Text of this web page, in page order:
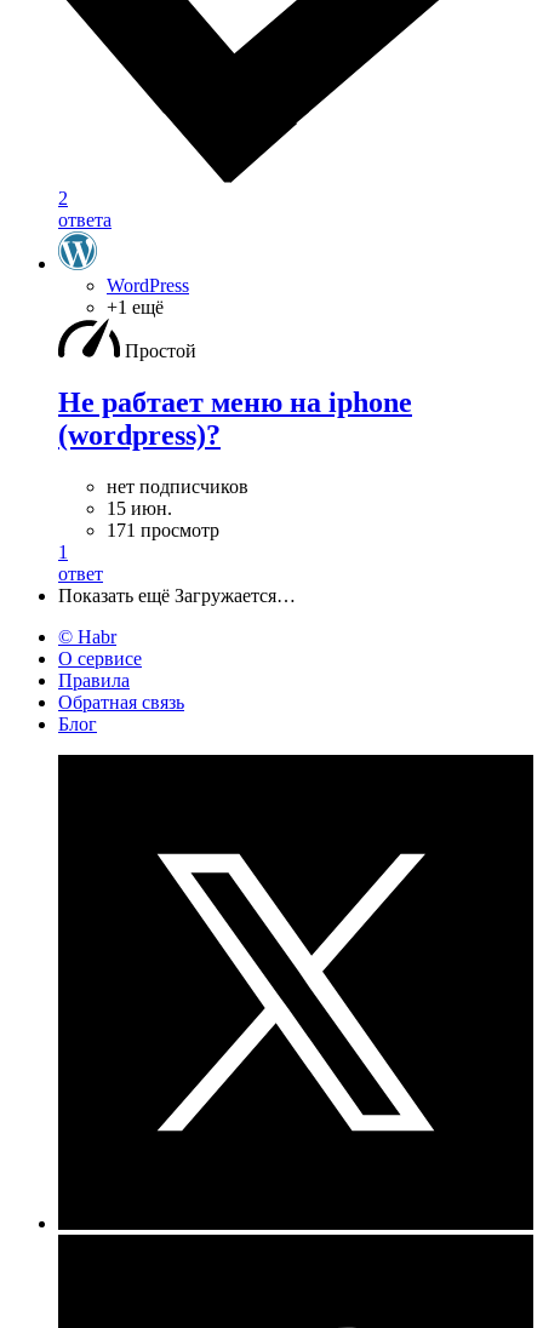
2
ответа
WordPress
+1 ещё
Простой
Не рабтает меню на iphone
(wordpress)?
нет подписчиков
15 июн.
171 просмотр
1
ответ
Показать ещё Загружается…
© Habr
О сервисе
Правила
Обратная связь
Блог